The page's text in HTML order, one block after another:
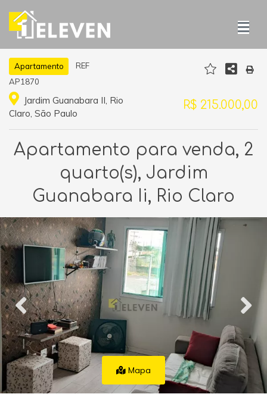
Apartamento
REF
AP1870
Jardim Guanabara II, Rio
Claro, São Paulo
R$ 215.000,00
Apartamento para venda, 2
quarto(s), Jardim
Guanabara Ii, Rio Claro
Mapa